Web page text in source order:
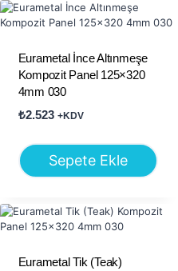
Eurametal İnce Altınmeşe
Kompozit Panel 125×320
4mm 030
₺2.523 +KDV
Sepete Ekle
Eurametal Tik (Teak)